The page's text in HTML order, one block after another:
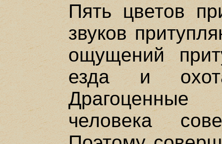
Пять цветов
звуков
ощущений
езда и
человека